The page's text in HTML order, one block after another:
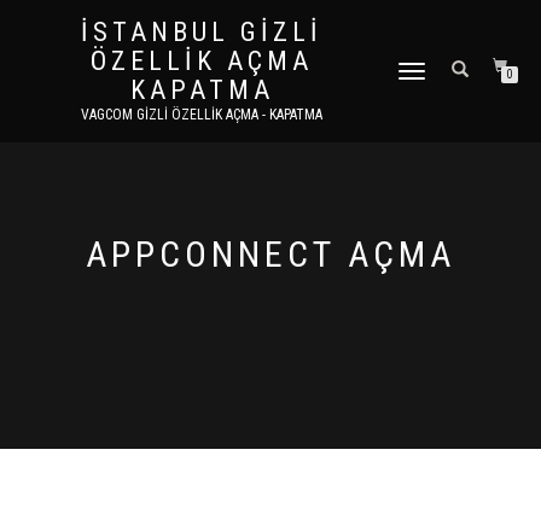
İSTANBUL GIZLI
ÖZELLIK AÇMA
KAPATMA
VAGCOM GIZLI ÖZELLIK AÇMA - KAPATMA
DOLAŞIMI AÇ/KAPAT0
APPCONNECT AÇMA